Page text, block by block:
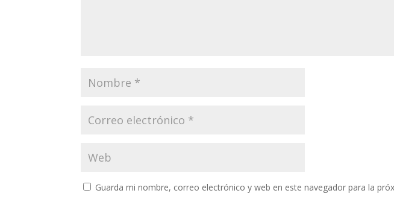
Guarda mi nombre, correo electrónico y web en este navegador para la